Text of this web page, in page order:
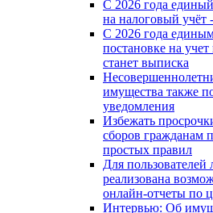
С 2026 года
на налоговый учёт
С 2026 года
постановке на
станет выписка
имущества также
уведомления
Избежать
сборов гражданам
простых правил
Для
реализована
онлайн-отчеты по
Интервью: Об